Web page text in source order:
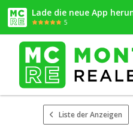
Lade die neue App
5
Liste der Anzeigen